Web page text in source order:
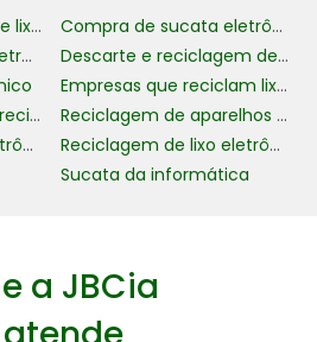
tradicionais, técnicas
a
reciclagem biológica
Este método
para decompor
todos os processos de
normas de segurança
Coleta e reciclagem de lixo eletrônico
Compra de sucata eletrônica
Descarte de sucata eletrônica para empresas
Descarte e reciclagem de lixo eletrônico
Empresas que reciclam lixo eletrônico
Processo eficiente de reciclagem de lixo eletrônico
Reciclagem de aparelhos eletrônicos
Reciclagem de lixo eletrônico
Reciclagem de lixo eletrônico para empresas
Sucata da informática
a JBCia